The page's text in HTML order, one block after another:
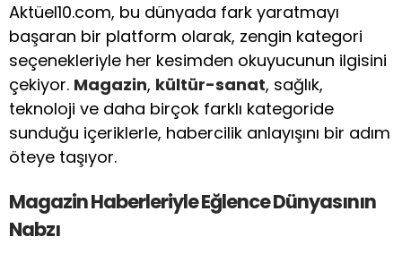
Aktüel10.com, bu dünyada fark yaratmayı
başaran bir platform olarak, zengin kategori
seçenekleriyle her kesimden okuyucunun ilgisini
çekiyor. Magazin, kültür-sanat, sağlık,
teknoloji ve daha birçok farklı kategoride
sunduğu içeriklerle, habercilik anlayışını bir adım
öteye taşıyor.
Magazin Haberleriyle Eğlence Dünyasının
Nabzı